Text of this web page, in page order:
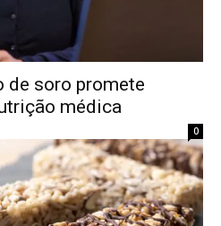
de soro promete
médica
0